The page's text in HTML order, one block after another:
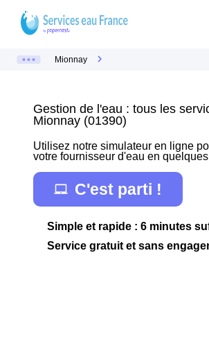
Mionnay
Gestion de l'eau : tous les
Mionnay (01390)
Utilisez notre simulateur en ligne
votre fournisseur d'eau en
C'est parti !
Simple et rapide : 6 minutes
Service gratuit et sans